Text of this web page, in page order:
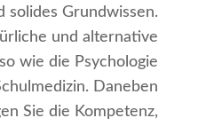
solides Grundwissen.
und alternative
wie die Psychologie
Daneben
Sie die Kompetenz,